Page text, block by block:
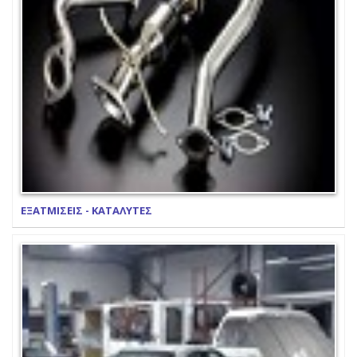
ΕΞΑΤΜΙΣΕΙΣ - ΚΑΤΑΛΥΤΕΣ